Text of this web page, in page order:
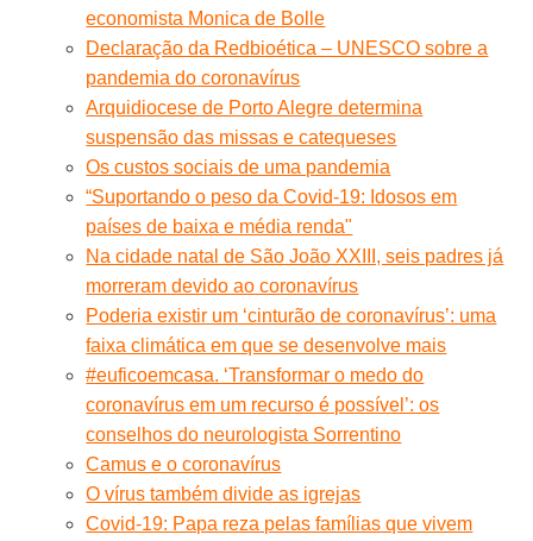
economista Monica de Bolle
Declaração da Redbioética – UNESCO sobre a
pandemia do coronavírus
Arquidiocese de Porto Alegre determina
suspensão das missas e catequeses
Os custos sociais de uma pandemia
“Suportando o peso da Covid-19: Idosos em
países de baixa e média renda"
Na cidade natal de São João XXIII, seis padres já
morreram devido ao coronavírus
Poderia existir um ‘cinturão de coronavírus’: uma
faixa climática em que se desenvolve mais
#euficoemcasa. ‘Transformar o medo do
coronavírus em um recurso é possível’: os
conselhos do neurologista Sorrentino
Camus e o coronavírus
O vírus também divide as igrejas
Covid-19: Papa reza pelas famílias que vivem